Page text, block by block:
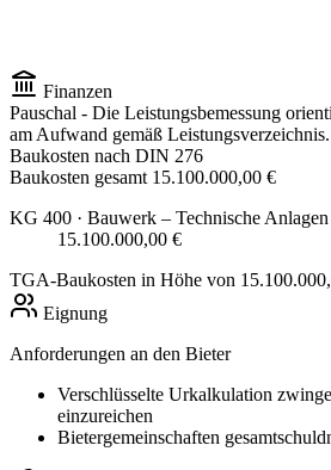
Finanzen
Pauschal - Die Leistungsbemessung
am Aufwand gemäß Leistungsverzeichnis.
Baukosten nach DIN 276
Baukosten gesamt 15.100.000,00 €
KG 400 · Bauwerk – Technische Anlagen
15.100.000,00 €
TGA-Baukosten in Höhe von
Eignung
Anforderungen an den Bieter
Verschlüsselte Urkalkulation
einzureichen
Bietergemeinschaften